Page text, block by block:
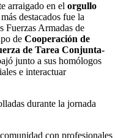
arraigado en el orgullo
destacados fue la
Fuerzas Armadas de
de Cooperación de
de Tarea Conjunta-
junto a sus homólogos
e interactuar
durante la jornada
con profesionales